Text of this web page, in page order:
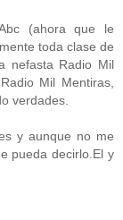
(ahora que le
toda clase de
nefasta Radio Mil
Mil Mentiras,
verdades.
y aunque no me
pueda decirlo.El y